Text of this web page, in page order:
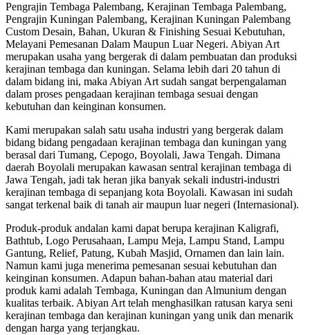
Pengrajin Tembaga Palembang, Kerajinan Tembaga Palembang,
Pengrajin Kuningan Palembang, Kerajinan Kuningan Palembang
Custom Desain, Bahan, Ukuran & Finishing Sesuai Kebutuhan,
Melayani Pemesanan Dalam Maupun Luar Negeri. Abiyan Art
merupakan usaha yang bergerak di dalam pembuatan dan produksi
kerajinan tembaga dan kuningan. Selama lebih dari 20 tahun di
dalam bidang ini, maka Abiyan Art sudah sangat berpengalaman
dalam proses pengadaan kerajinan tembaga sesuai dengan
kebutuhan dan keinginan konsumen.
Kami merupakan salah satu usaha industri yang bergerak dalam
bidang bidang pengadaan kerajinan tembaga dan kuningan yang
berasal dari Tumang, Cepogo, Boyolali, Jawa Tengah. Dimana
daerah Boyolali merupakan kawasan sentral kerajinan tembaga di
Jawa Tengah, jadi tak heran jika banyak sekali industri-industri
kerajinan tembaga di sepanjang kota Boyolali. Kawasan ini sudah
sangat terkenal baik di tanah air maupun luar negeri (Internasional).
Produk-produk andalan kami dapat berupa kerajinan Kaligrafi,
Bathtub, Logo Perusahaan, Lampu Meja, Lampu Stand, Lampu
Gantung, Relief, Patung, Kubah Masjid, Ornamen dan lain lain.
Namun kami juga menerima pemesanan sesuai kebutuhan dan
keinginan konsumen. Adapun bahan-bahan atau material dari
produk kami adalah Tembaga, Kuningan dan Almunium dengan
kualitas terbaik. Abiyan Art telah menghasilkan ratusan karya seni
kerajinan tembaga dan kerajinan kuningan yang unik dan menarik
dengan harga yang terjangkau.